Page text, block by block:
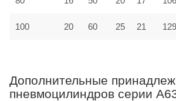
100 20 60 25 21 129
Дополнительные
пневмоцилиндров серии